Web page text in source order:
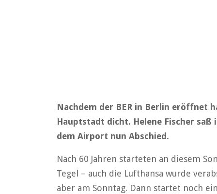
Nachdem der BER in Berlin eröffnet
Hauptstadt dicht. Helene Fischer
dem Airport nun Abschied.
Nach 60 Jahren starteten an diesem
Tegel – auch die Lufthansa wurde
aber am Sonntag. Dann startet noch